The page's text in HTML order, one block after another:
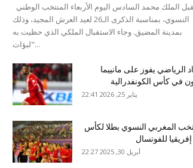
النسوي، بمناسبة الذكرى الـ26 لعيد العرش المجيد، وذلك
بمدينة المضيق. وجاء الاستقبال الملكي الذي حظيت به
"لبؤات...
الرياضي يفوز على مانييما
في كأس الكونفدرالية
يناير 25, 2026 22:41
المغربي النسوي بطلا لكأس
للفوتسال
أبريل 30, 2025 22:27